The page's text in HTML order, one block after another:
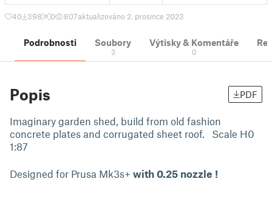
40 398 0 807aktualizováno 2. prosince 2023
Podrobnosti Soubory
3
Výtisky & Komentáře
0
Popis PDF
Imaginary garden shed, build from old fashion
concrete plates and corrugated sheet roof. Scale H0
1:87
Designed for Prusa Mk3s+ with 0.25 nozzle !